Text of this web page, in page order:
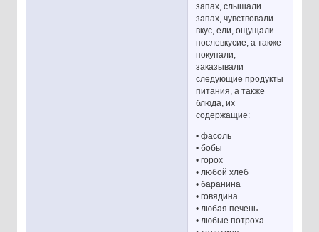
запах, слышали
запах, чувствовали
вкус, ели, ощущали
послевкусие, а также
покупали,
заказывали
следующие продукты
питания, а также
блюда, их
содержащие:
• фасоль
• бобы
• горох
• любой хлеб
• баранина
• говядина
• любая печень
• любые потроха